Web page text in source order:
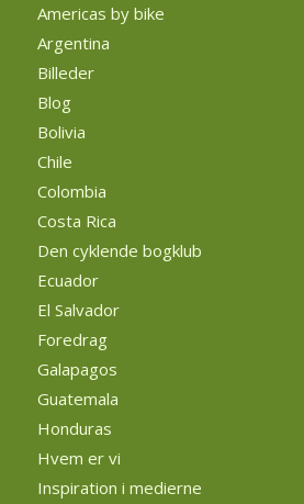
Americas by bike
Argentina
Billeder
Blog
Bolivia
Chile
Colombia
Costa Rica
Den cyklende bogklub
Ecuador
El Salvador
Foredrag
Galapagos
Guatemala
Honduras
Hvem er vi
Inspiration i medierne